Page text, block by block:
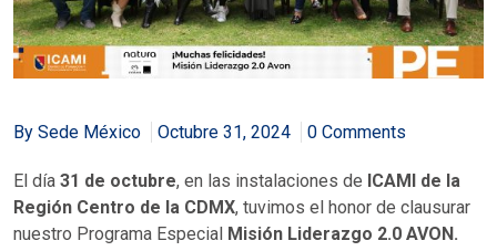
By Sede México Octubre 31, 2024 0 Comments
El día 31 de octubre, en las instalaciones de ICAMI de la
Región Centro de la CDMX, tuvimos el honor de clausurar
nuestro Programa Especial Misión Liderazgo 2.0 AVON.